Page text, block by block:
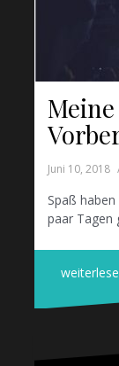
Juni 10, 2018
Spaß
paar Tagen